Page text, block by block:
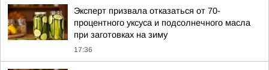
Эксперт призвала отказаться от 70-
процентного уксуса и подсолнечного масла
при заготовках на зиму
17:36